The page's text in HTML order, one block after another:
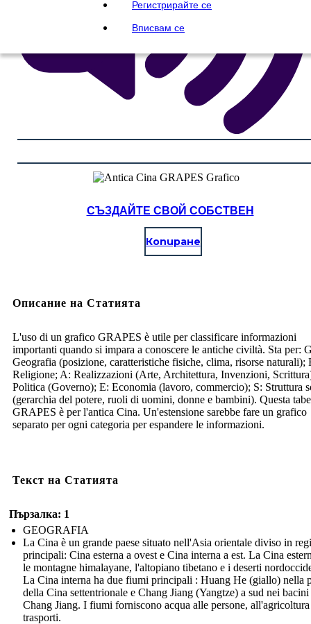
Регистрирайте се
Вписвам се
СЪЗДАЙТЕ СВОЙ СОБСТВЕН
Копиране
Описание на Статията
L'uso di un grafico GRAPES è utile per classificare informazioni
importanti quando si impara a conoscere le antiche civiltà. Sta per:
Geografia (posizione, caratteristiche fisiche, clima, risorse naturali);
Religione; A: Realizzazioni (Arte, Architettura, Invenzioni,
Politica (Governo); E: Economia (lavoro, commercio); S: Struttura
(gerarchia del potere, ruoli di uomini, donne e bambini). Questa
GRAPES è per l'antica Cina. Un'estensione sarebbe fare un grafico
separato per ogni categoria per espandere le informazioni.
Текст на Статията
Пързалка: 1
GEOGRAFIA
La Cina è un grande paese situato nell'Asia orientale diviso in
principali: Cina esterna a ovest e Cina interna a est. La Cina
le montagne himalayane, l'altopiano tibetano e i deserti
La Cina interna ha due fiumi principali : Huang He (giallo) nella
della Cina settentrionale e Chang Jiang (Yangtze) a sud nei
Chang Jiang. I fiumi forniscono acqua alle persone,
trasporti.